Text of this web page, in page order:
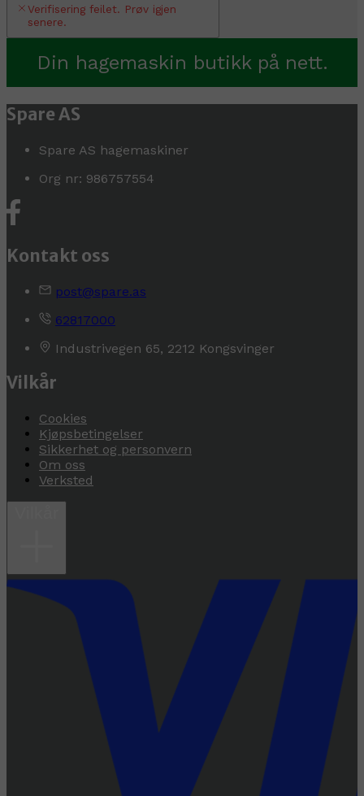
Verifisering feilet. Prøv igjen
senere.
Din hagemaskin butikk på nett.
Spare AS
Spare AS hagemaskiner
Org nr: 986757554
Kontakt oss
post@spare.as
62817000
Industrivegen 65, 2212 Kongsvinger
Vilkår
Cookies
Kjøpsbetingelser
Sikkerhet og personvern
Om oss
Verksted